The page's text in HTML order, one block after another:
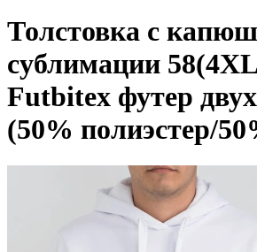
Толстовка с
cублимации
Futbitex футер
(50% полиэстер/